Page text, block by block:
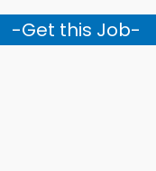
-Get this Job-